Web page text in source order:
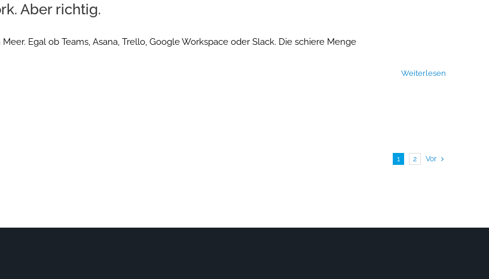
Aber richtig.
Egal ob Teams, Asana, Trello, Google Workspace oder Slack. Die schiere Menge
Weiterlesen
1 2 Vor